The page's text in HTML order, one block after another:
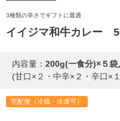
熨斗・カード
常陸牛とは？
ショップ一覧
しゃぶ
焼き肉
3種類の辛さでギフトに最適
イイジマ和牛カレー 5
内容量： 200g(一食分)×５袋
(甘口×２・中辛×２・辛口×
宅配便（冷蔵・冷凍可）